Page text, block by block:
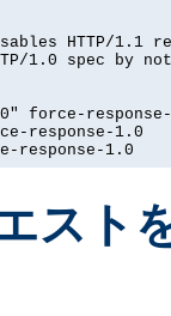
HTTP/1.1
1.0 spec by
force-
response-1.0
response-1.0
スト